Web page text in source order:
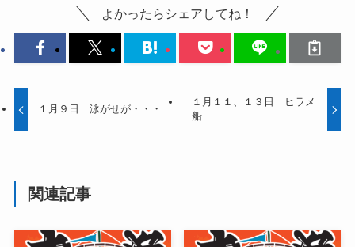
よかったらシェアしてね！
１月９日 泳がせが・・・
１月１１、１３日 ヒラメ
船
関連記事